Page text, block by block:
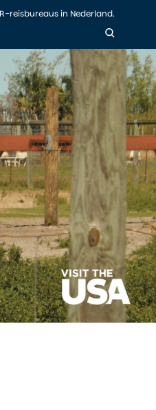
reisbureaus in Nederland.